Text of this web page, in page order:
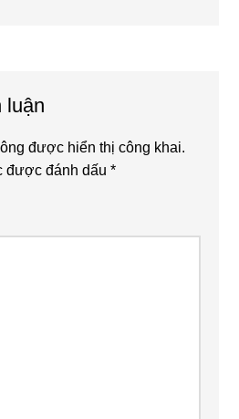
luận
được hiển thị công khai.
được đánh dấu*